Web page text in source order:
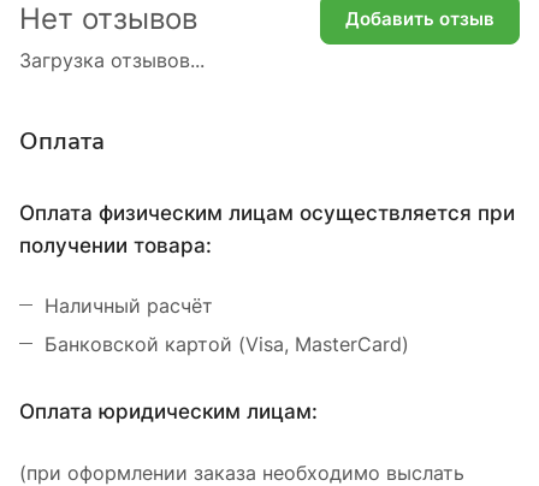
Загрузка отзывов...
Нет отзывов Добавить отзыв
Оплата
Оплата физическим лицам осуществляется при
получении товара:
Наличный расчёт
Банковской картой (Visa, MasterCard)
Оплата юридическим лицам:
(при оформлении заказа необходимо выслать